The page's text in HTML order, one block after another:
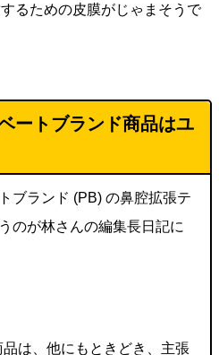
るための皮膜がじゃまそうで
ートブランド商品はユ
ブランド (PB) の鼻腔拡張テ
のが林さんの編集長日記に
は、他にもときどき、主張